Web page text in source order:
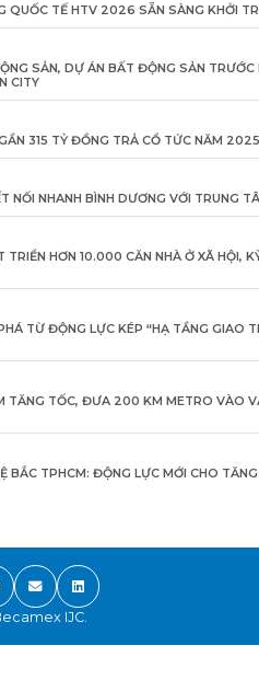
QUỐC TẾ HTV 2026 SẴN SÀNG KHỞI
SẢN, DỰ ÁN BẤT ĐỘNG SẢN
CITY
315 TỶ ĐỒNG TRẢ CỔ TỨC NĂM 2025
NỐI NHANH BÌNH DƯƠNG VỚI TRUNG
TRIỂN HƠN 10.000 CĂN NHÀ Ở XÃ HỘI,
TỪ ĐỘNG LỰC KÉP “HẠ TẦNG GIAO
TĂNG TỐC, ĐƯA 200 KM METRO VÀO
BẮC TPHCM: ĐỘNG LỰC MỚI CHO
IJC.